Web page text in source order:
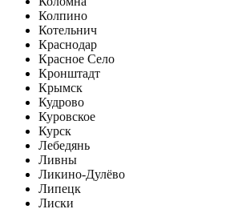
Колпино
Котельнич
Краснодар
Красное Село
Кронштадт
Крымск
Кудрово
Куровское
Курск
Лебедянь
Ливны
Ликино-Дулёво
Липецк
Лиски